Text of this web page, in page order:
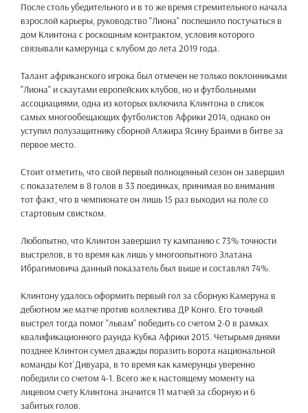
После столь убедительного и в то же время стремительного начала
взрослой карьеры, руководство "Лиона" поспешило постучаться в
дом Клинтона с роскошным контрактом, условия которого
связывали камерунца с клубом до лета 2019 года.
Талант африканского игрока был отмечен не только поклонниками
"Лиона" и скаутами европейских клубов, но и футбольными
ассоциациями, одна из которых включила Клинтона в список
самых многообещающих футболистов Африки 2014, однако он
уступил полузащитнику сборной Алжира Ясину Браими в битве за
первое место.
Стоит отметить, что свой первый полноценный сезон он завершил
с показателем в 8 голов в 33 поединках, принимая во внимания
тот факт, что в чемпионате он лишь 15 раз выходил на поле со
стартовым свистком.
Любопытно, что Клинтон завершил ту кампанию с 73% точности
выстрелов, в то время как лишь у многоопытного Златана
Ибрагимовича данный показатель был выше и составлял 74%.
Клинтону удалось оформить первый гол за сборную Камеруна в
дебютном же матче против коллектива ДР Конго. Его точный
выстрел тогда помог "львам" победить со счетом 2-0 в рамках
квалификационного раунда Кубка Африки 2015. Четырьмя днями
позднее Клинтон сумел дважды поразить ворота национальной
команды Кот`Дивуара, в то время как камерунцы уверенно
победили со счетом 4-1. Всего же к настоящему моменту на
лицевом счету Клинтона значится 11 матчей за сборную и 6
забитых голов.